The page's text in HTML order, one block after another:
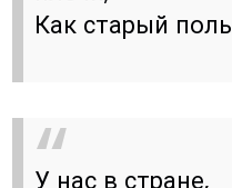
Как старый
У нас в стране,